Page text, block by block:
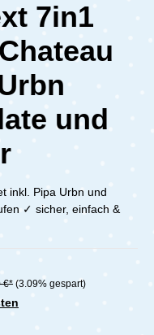
7in1
und
inkl. Pipa Urbn und
✓ sicher, einfach &
€* (3.09% gespart)